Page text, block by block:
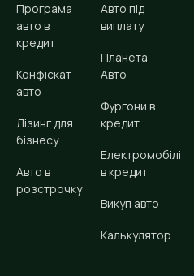
Програма
авто в
кредит
Конфіскат
авто
Лізинг для
бізнесу
Авто в
розстрочку
Авто під
виплату
Планета
Авто
Фургони в
кредит
Електромобілі
в кредит
Викуп авто
Калькулятор